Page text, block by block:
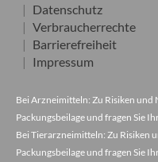
Datenschutz
Verbraucherrechte
Barrierefreiheit
Impressum
Bei Arzneimitteln: Zu Risiken und
Packungsbeilage und fragen Sie
Bei Tierarzneimitteln: Zu Risiken
Packungsbeilage und fragen Sie